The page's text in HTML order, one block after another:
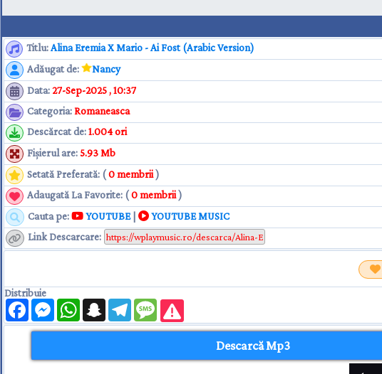
Titlu:Alina Eremia X Mario - Ai Fost (Arabic Version)
Adăugat de:
Nancy
Data:27-Sep-2025 , 10:37
Categoria:Romaneasca
Descărcat de:1.004 ori
Fişierul are:5.93 Mb
Setată Preferată: (0 membrii )
Adaugată La Favorite: (0 membrii )
Cauta pe:
YOUTUBE|
YOUTUBE MUSIC
Link Descarcare:
Distribuie
FacebookMessengerWhatsAppSnapchatTelegramMessage
Descarcă Mp3